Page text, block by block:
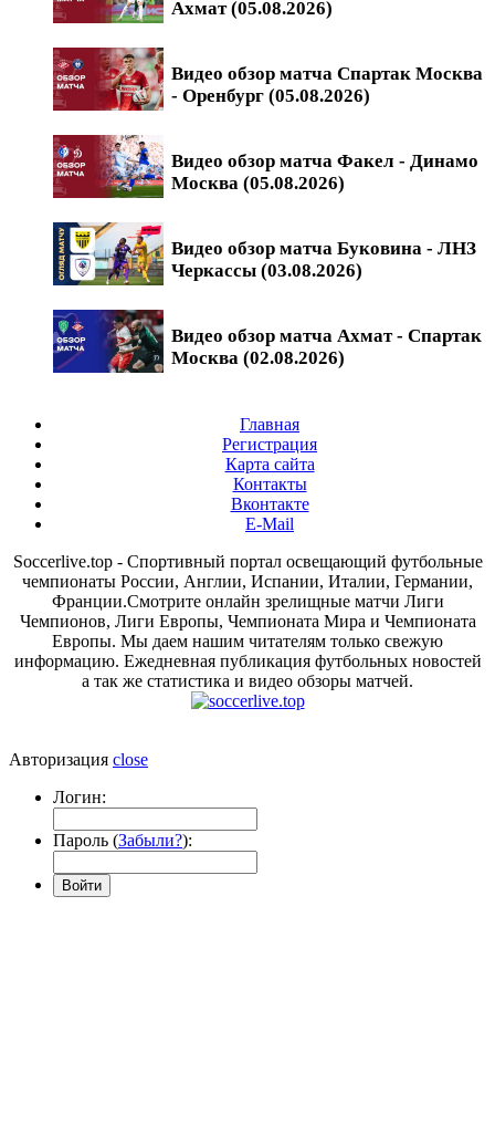
Ахмат (05.08.2026)
Видео обзор матча Спартак Москва
- Оренбург (05.08.2026)
Видео обзор матча Факел - Динамо
Москва (05.08.2026)
Видео обзор матча Буковина - ЛНЗ
Черкассы (03.08.2026)
Видео обзор матча Ахмат - Спартак
Москва (02.08.2026)
Главная
Регистрация
Карта сайта
Контакты
Вконтакте
E-Mail
Soccerlive.top - Спортивный портал освещающий футбольные
чемпионаты России, Англии, Испании, Италии, Германии,
Франции.Смотрите онлайн зрелищные матчи Лиги
Чемпионов, Лиги Европы, Чемпионата Мира и Чемпионата
Европы. Мы даем нашим читателям только свежую
информацию. Ежедневная публикация футбольных новостей
а так же статистика и видео обзоры матчей.
Авторизация close
Логин:
Пароль (Забыли?):
Войти